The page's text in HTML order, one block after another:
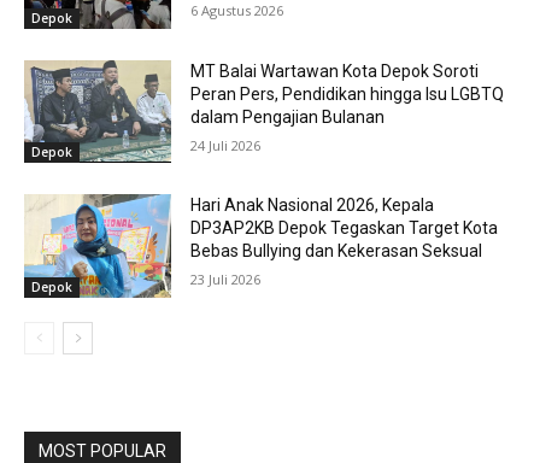
Depok 6 Agustus 2026
Depok
MT Balai Wartawan Kota Depok Soroti
Peran Pers, Pendidikan hingga Isu LGBTQ
dalam Pengajian Bulanan
24 Juli 2026
Depok
Hari Anak Nasional 2026, Kepala
DP3AP2KB Depok Tegaskan Target Kota
Bebas Bullying dan Kekerasan Seksual
23 Juli 2026
MOST POPULAR